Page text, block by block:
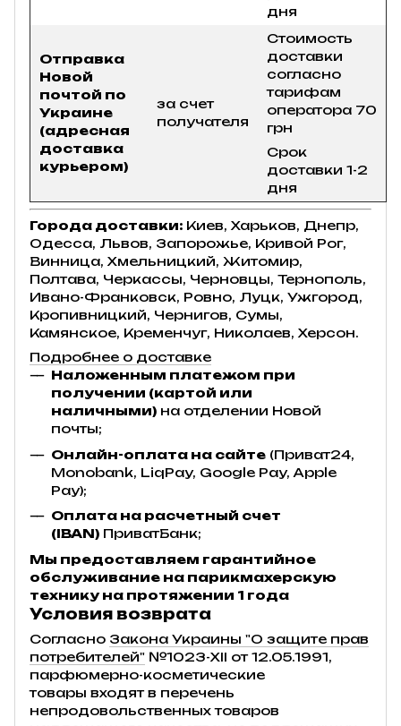
дня
Отправка
Новой
почтой по
Украине
(адресная
доставка
курьером)
за счет
получателя
Стоимость
доставки
согласно
тарифам
оператора 70
грн
Срок
доставки 1-2
дня
Города доставки: Киев, Харьков, Днепр,
Одесса, Львов, Запорожье, Кривой Рог,
Винница, Хмельницкий, Житомир,
Полтава, Черкассы, Черновцы, Тернополь,
Ивано-Франковск, Ровно, Луцк, Ужгород,
Кропивницкий, Чернигов, Сумы,
Камянское, Кременчуг, Николаев, Херсон.
Подробнее о доставке
Наложенным платежом при
получении (картой или
наличными) на отделении Новой
почты;
Онлайн-оплата на сайте (Приват24,
Monobank, LiqPay, Google Pay, Apple
Pay);
Оплата на расчетный счет
(IBAN) ПриватБанк;
Мы предоставляем гарантийное
обслуживание на парикмахерскую
технику на протяжении 1 года
Условия возврата
Согласно Закона Украины "О защите прав
потребителей" №1023-XII от 12.05.1991,
парфюмерно-косметические
товары входят в перечень
непродовольственных товаров